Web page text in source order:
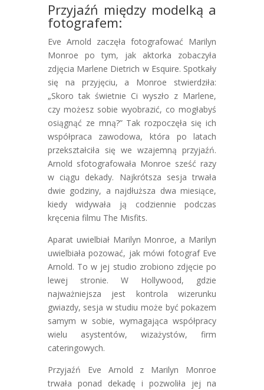
Przyjaźń między modelką a
fotografem:
Eve Arnold zaczęła fotografować Marilyn
Monroe po tym, jak aktorka zobaczyła
zdjęcia Marlene Dietrich w Esquire. Spotkały
się na przyjęciu, a Monroe stwierdziła:
„Skoro tak świetnie Ci wyszło z Marlene,
czy możesz sobie wyobrazić, co mogłabyś
osiągnąć ze mną?” Tak rozpoczęła się ich
współpraca zawodowa, która po latach
przekształciła się we wzajemną przyjaźń.
Arnold sfotografowała Monroe sześć razy
w ciągu dekady. Najkrótsza sesja trwała
dwie godziny, a najdłuższa dwa miesiące,
kiedy widywała ją codziennie podczas
kręcenia filmu The Misfits.
Aparat uwielbiał Marilyn Monroe, a Marilyn
uwielbiała pozować, jak mówi fotograf Eve
Arnold. To w jej studio zrobiono zdjęcie po
lewej stronie. W Hollywood, gdzie
najważniejsza jest kontrola wizerunku
gwiazdy, sesja w studiu może być pokazem
samym w sobie, wymagająca współpracy
wielu asystentów, wizażystów, firm
cateringowych.
Przyjaźń Eve Arnold z Marilyn Monroe
trwała ponad dekadę i pozwoliła jej na